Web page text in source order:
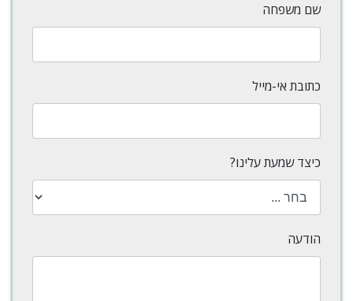
שם משפחה
כתובת אי-מייל
כיצד שמעת עלינו?
הודעה